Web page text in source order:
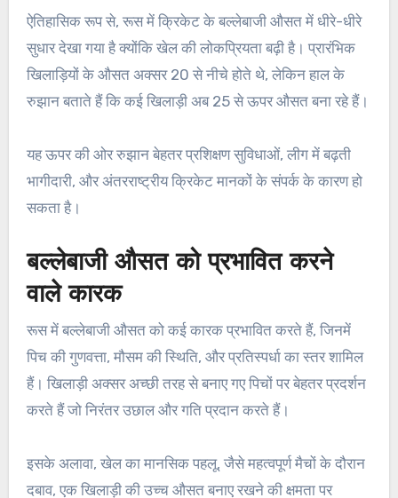
ऐतिहासिक रूप से, रूस में क्रिकेट के बल्लेबाजी औसत में धीरे-धीरे
सुधार देखा गया है क्योंकि खेल की लोकप्रियता बढ़ी है। प्रारंभिक
खिलाड़ियों के औसत अक्सर 20 से नीचे होते थे, लेकिन हाल के
रुझान बताते हैं कि कई खिलाड़ी अब 25 से ऊपर औसत बना रहे हैं।
यह ऊपर की ओर रुझान बेहतर प्रशिक्षण सुविधाओं, लीग में बढ़ती
भागीदारी, और अंतरराष्ट्रीय क्रिकेट मानकों के संपर्क के कारण हो
सकता है।
बल्लेबाजी औसत को प्रभावित करने
वाले कारक
रूस में बल्लेबाजी औसत को कई कारक प्रभावित करते हैं, जिनमें
पिच की गुणवत्ता, मौसम की स्थिति, और प्रतिस्पर्धा का स्तर शामिल
हैं। खिलाड़ी अक्सर अच्छी तरह से बनाए गए पिचों पर बेहतर प्रदर्शन
करते हैं जो निरंतर उछाल और गति प्रदान करते हैं।
इसके अलावा, खेल का मानसिक पहलू, जैसे महत्वपूर्ण मैचों के दौरान
दबाव, एक खिलाड़ी की उच्च औसत बनाए रखने की क्षमता पर